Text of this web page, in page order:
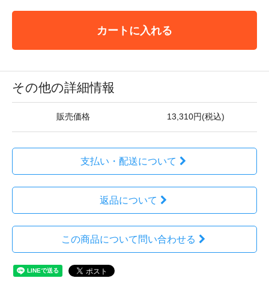
カートに入れる
その他の詳細情報
販売価格 13,310円(税込)
支払い・配送について
返品について
この商品について問い合わせる